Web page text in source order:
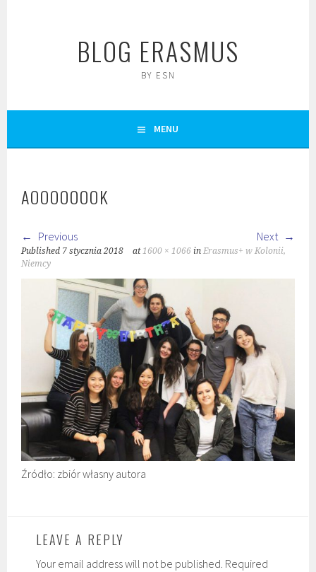
BLOG ERASMUS
BY ESN
MENU
AOOOOOOOK
Previous Next
Published 7 stycznia 2018 at1600 × 1066 inErasmus+ w Kolonii,
Niemcy
Źródło: zbiór własny autora
LEAVE A REPLY
Your email address will not be published. Required